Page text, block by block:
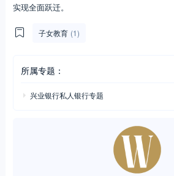
实现全面跃迁。
子女教育 (1)
所属专题：
兴业银行私人银行专题